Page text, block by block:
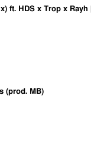
ft. HDS x Trop x Rayh
(prod. MB)